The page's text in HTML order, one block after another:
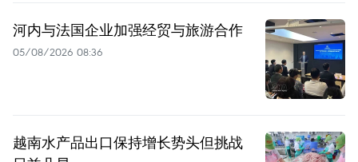
河内与法国企业加强经贸与旅游合作
05/08/2026 08:36
越南水产品出口保持增长势头但挑战